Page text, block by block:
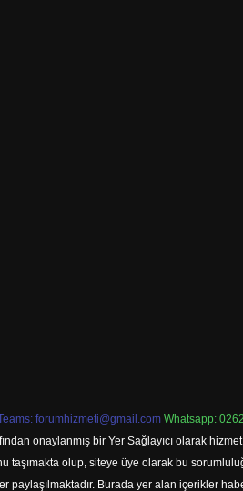
forumhizmeti@gmail.com Whatsapp:
onaylanmış bir Yer Sağlayıcı olarak
olup, siteye üye olarak bu
paylaşılmaktadır. Burada yer alan içerikler